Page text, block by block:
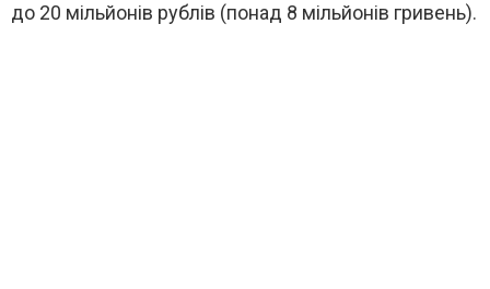
до 20 мільйонів рублів (понад 8 мільйонів гривень).